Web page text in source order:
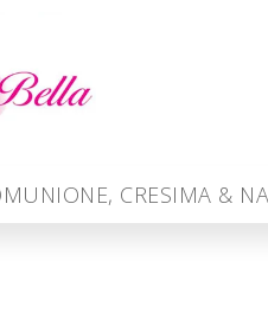
CRESIMA &